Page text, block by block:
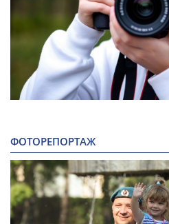
ФОТОРЕПОРТАЖ